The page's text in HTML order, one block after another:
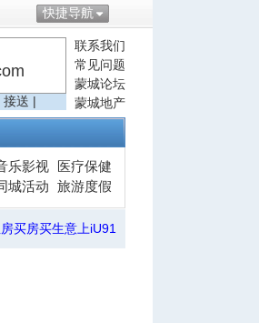
快捷导航
联系我们
常见问题
蒙城论坛
蒙城地产
接送 |
乐影视
医疗保健
城活动 旅游度假
买房买生意上iU91